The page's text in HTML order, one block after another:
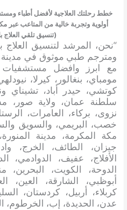
خطط رحلتك العلاجية لأفضل أطباء
أولوية وتجربة خالية من المتاعب عبر
(تنسيق تلقي العلاج
“نحن، المرشد لتنسيق
ومترجم طبي موثوق في مدينة
مع ابرز وافضل مستشفيات
مومباي، بنغالور، كيرلا،
كوتشي، حيدر أباد،
سلطنة عمان، ولاية صور،
نزوى، بركاء، العامرات،
خصب، البريمي، والسويق
مكة المكرمة، مدينة
جيزان، الطائف، الخرج،
الأفلاج، عفيف، الدوادمي،
الدوحة، الكويت، البحرين،
أبوظبي، الشارقة، العين،
كربلاء، أربيل، كردستان،
عدن، الحديدة، إب، الخرطوم،